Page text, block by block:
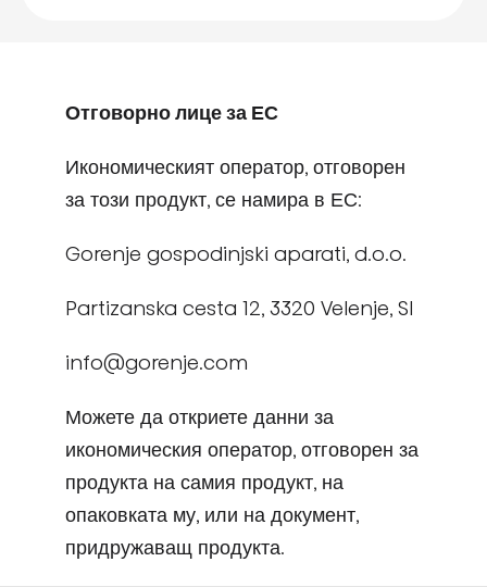
Отговорно лице за ЕС
Икономическият оператор, отговорен
за този продукт, се намира в ЕС:
Gorenje gospodinjski aparati, d.o.o.
Partizanska cesta 12, 3320 Velenje, SI
info@gorenje.com
Можете да откриете данни за
икономическия оператор, отговорен за
продукта на самия продукт, на
опаковката му, или на документ,
придружаващ продукта.